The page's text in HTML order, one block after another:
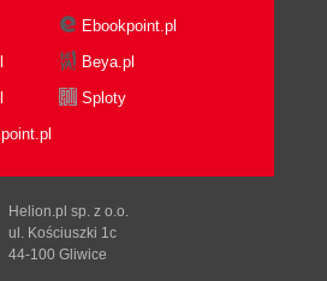
Ebookpoint.pl
Beya.pl
Sploty
Helion.pl sp. z o.o.
ul. Kościuszki 1c
44-100 Gliwice